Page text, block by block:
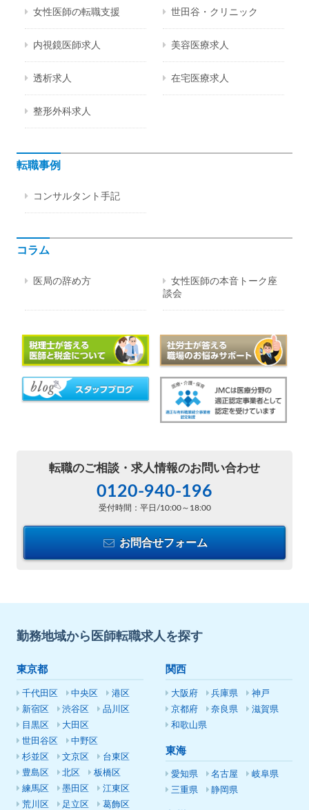
女性医師の転職支援 世田谷・クリニック
内視鏡医師求人 美容医療求人
透析求人 在宅医療求人
整形外科求人
転職事例
コンサルタント手記
コラム
医局の辞め方
女性医師の本音トーク座
談会
転職のご相談・ 求人情報のお問い合わせ
0120-940-196
受付時間：平日/10:00～18:00
お問合せフォーム
勤務地域から医師転職求人を探す
東京都
千代田区 中央区
港区
新宿区
渋谷区
品川区
目黒区
大田区
世田谷区
中野区
杉並区
文京区
台東区
豊島区
北区
板橋区
練馬区
墨田区
江東区
荒川区
足立区
葛飾区
関西
大阪府 兵庫県
神戸
京都府
奈良県
滋賀県
和歌山県
東海
愛知県 名古屋
岐阜県
三重県
静岡県